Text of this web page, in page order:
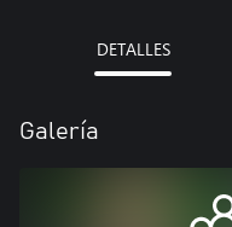
DETALLES
Galería